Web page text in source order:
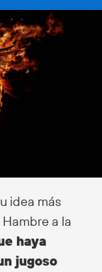
idea más
a la
haya
jugoso